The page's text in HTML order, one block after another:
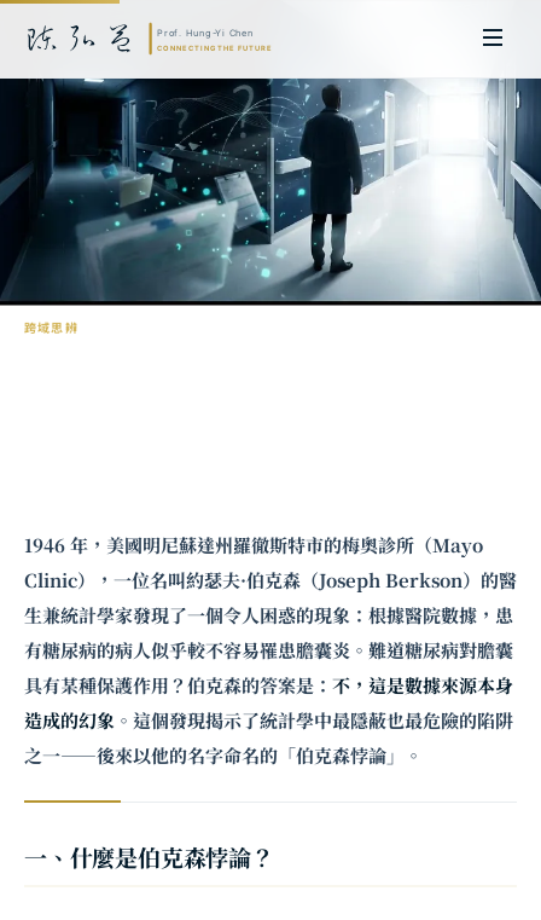
跨域思辨
1946 年，美國明尼蘇達州羅徹斯特市的梅奧診所（Mayo
Clinic），一位名叫約瑟夫·伯克森（Joseph Berkson）的醫
生兼統計學家發現了一個令人困惑的現象：根據醫院數據，患
有糖尿病的病人似乎較不容易罹患膽囊炎。難道糖尿病對膽囊
具有某種保護作用？伯克森的答案是： 不，這是數據來源本身
造成的幻象 。這個發現揭示了統計學中最隱蔽也最危險的陷阱
之一——後來以他的名字命名的「伯克森悖論」。
一、什麼是伯克森悖論？